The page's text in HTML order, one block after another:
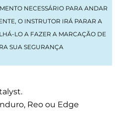
NECESSÁRIO PARA ANDAR
O INSTRUTOR IRÁ PARAR A
LO A FAZER A MARCAÇÃO DE
SUA SEGURANÇA
Reo ou Edge